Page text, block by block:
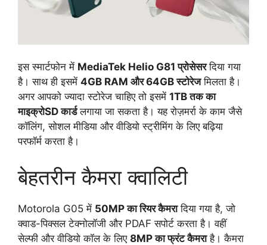
इस स्मार्टफोन में MediaTek Helio G81 प्रोसेसरदिया गया
है। साथ ही इसमें 4GB RAM और 64GB स्टोरेजमिलता है।
अगर आपको ज्यादा स्टोरेज चाहिए तो इसमें 1TB तक का
माइक्रोSD कार्डलगाया जा सकता है। यह रोज़मर्रा के काम जैसे
कॉलिंग, सोशल मीडिया और वीडियो स्ट्रीमिंग के लिए बढ़िया
परफॉर्म करता है।
बेहतरीन कैमरा क्वालिटी
Motorola G05 में 50MP का रियर कैमरादिया गया है, जो
क्वाड-पिक्सल टेक्नोलॉजी और PDAF सपोर्ट करता है। वहीं
सेल्फी और वीडियो कॉल के लिए 8MP का फ्रंट कैमराहै। कैमरा